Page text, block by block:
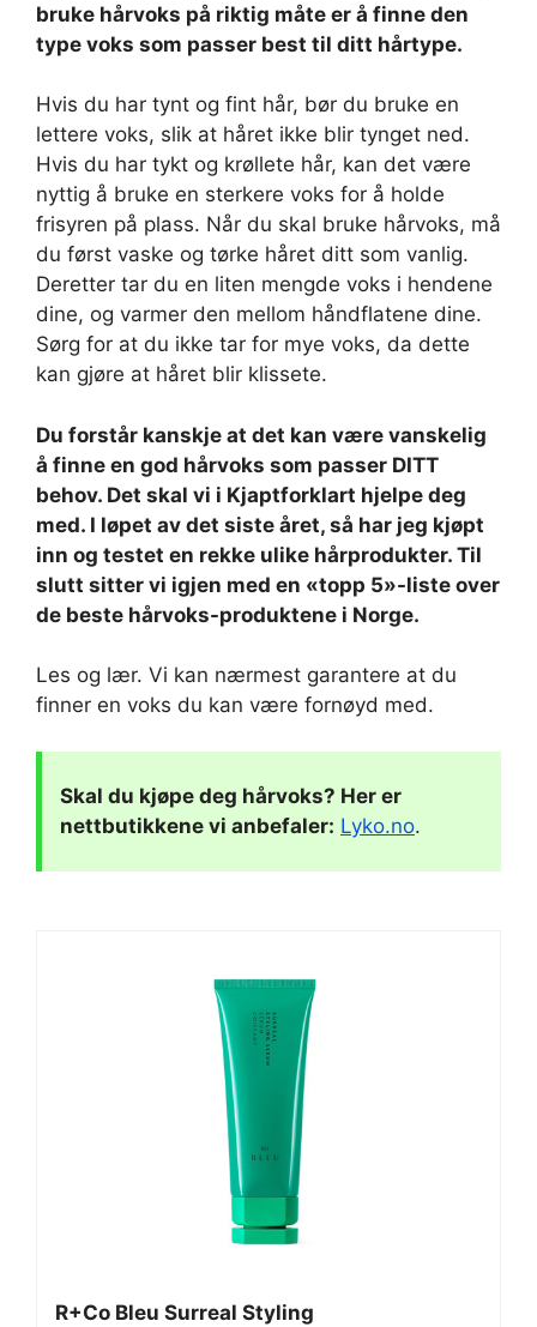
bruke hårvoks på riktig måte er å finne den
type voks som passer best til ditt hårtype.
Hvis du har tynt og fint hår, bør du bruke en
lettere voks, slik at håret ikke blir tynget ned.
Hvis du har tykt og krøllete hår, kan det være
nyttig å bruke en sterkere voks for å holde
frisyren på plass. Når du skal bruke hårvoks, må
du først vaske og tørke håret ditt som vanlig.
Deretter tar du en liten mengde voks i hendene
dine, og varmer den mellom håndflatene dine.
Sørg for at du ikke tar for mye voks, da dette
kan gjøre at håret blir klissete.
Du forstår kanskje at det kan være vanskelig
å finne en god hårvoks som passer DITT
behov. Det skal vi i Kjaptforklart hjelpe deg
med. I løpet av det siste året, så har jeg kjøpt
inn og testet en rekke ulike hårprodukter. Til
slutt sitter vi igjen med en «topp 5»-liste over
de beste hårvoks-produktene i Norge.
Les og lær. Vi kan nærmest garantere at du
finner en voks du kan være fornøyd med.
Skal du kjøpe deg hårvoks? Her er
nettbutikkene vi anbefaler: Lyko.no.
R+Co Bleu Surreal Styling